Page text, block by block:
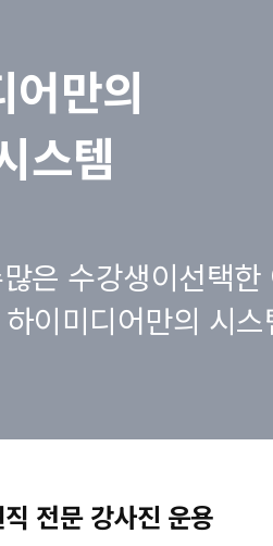
어만의
스템
은 수강생이선택한
이미디어만의 시
전문 강사진 운용